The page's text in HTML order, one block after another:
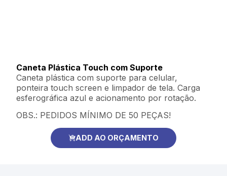
Caneta Plástica Touch com Suporte
Caneta plástica com suporte para celular,
ponteira touch screen e limpador de tela. Carga
esferográfica azul e acionamento por rotação.
OBS.: PEDIDOS MÍNIMO DE 50 PEÇAS!
ADD AO ORÇAMENTO